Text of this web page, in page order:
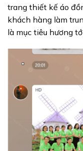
trang thiết kế áo
khách hàng làm
là mục tiêu hương